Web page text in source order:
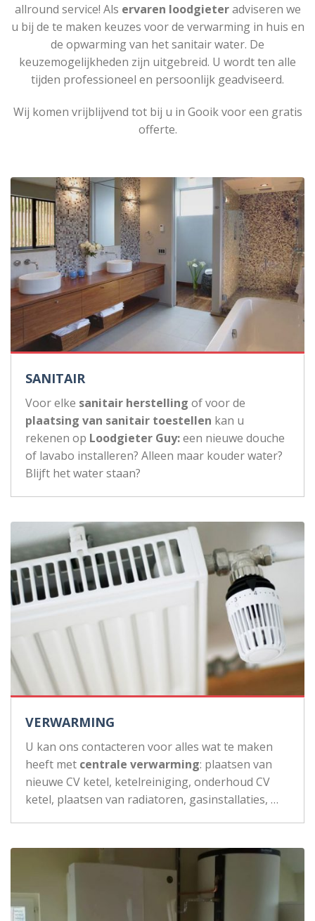
allround service! Als ervaren loodgieteradviseren we
u bij de te maken keuzes voor de verwarming in huis en
de opwarming van het sanitair water. De
keuzemogelijkheden zijn uitgebreid. U wordt ten alle
tijden professioneel en persoonlijk geadviseerd.
Wij komen vrijblijvend tot bij u in Gooik voor een gratis
offerte.
SANITAIR
Voor elke sanitair herstelling of voor de
plaatsing van sanitair toestellen kan u
rekenen op Loodgieter Guy:een nieuwe douche
of lavabo installeren? Alleen maar kouder water?
Blijft het water staan?
VERWARMING
U kan ons contacteren voor alles wat te maken
heeft met centrale verwarming: plaatsen van
nieuwe CV ketel, ketelreiniging, onderhoud CV
ketel, plaatsen van radiatoren, gasinstallaties, …